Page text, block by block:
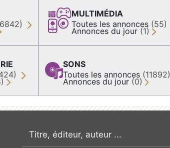
MULTIMÉDIA
Toutes les annonces (55)
Annonces du jour (1)
SONS
Toutes les annonces (11892)
Annonces du jour (0)
recherche par mot clé